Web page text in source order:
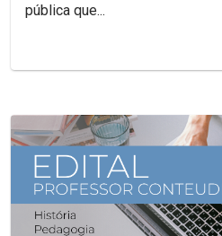
pública que...